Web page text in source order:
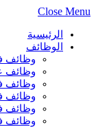
Close Menu
الرئيسية
الوظائف
وظائف
وظائف
وظائف
وظائف
وظائف
وظائف